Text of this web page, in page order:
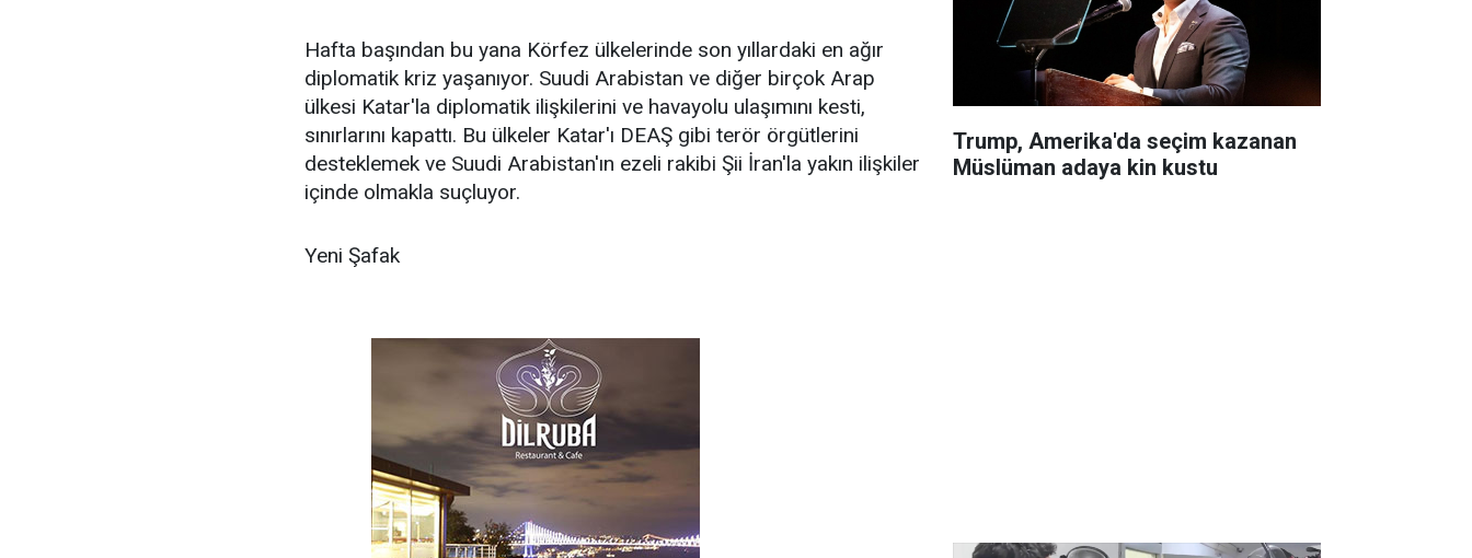
Hafta başından bu yana Körfez ülkelerinde son yıllardaki en ağır
diplomatik kriz yaşanıyor. Suudi Arabistan ve diğer birçok Arap
ülkesi Katar'la diplomatik ilişkilerini ve havayolu ulaşımını kesti,
sınırlarını kapattı. Bu ülkeler Katar'ı DEAŞ gibi terör örgütlerini
desteklemek ve Suudi Arabistan'ın ezeli rakibi Şii İran'la yakın ilişkiler
içinde olmakla suçluyor.
Yeni Şafak
Trump, Amerika'da seçim kazanan
Müslüman adaya kin kustu